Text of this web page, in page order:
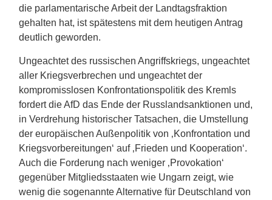
die parlamentarische Arbeit der Landtagsfraktion
gehalten hat, ist spätestens mit dem heutigen Antrag
deutlich geworden.
Ungeachtet des russischen Angriffskriegs, ungeachtet
aller Kriegsverbrechen und ungeachtet der
kompromisslosen Konfrontationspolitik des Kremls
fordert die AfD das Ende der Russlandsanktionen und,
in Verdrehung historischer Tatsachen, die Umstellung
der europäischen Außenpolitik von ‚Konfrontation und
Kriegsvorbereitungen‘ auf ‚Frieden und Kooperation‘.
Auch die Forderung nach weniger ‚Provokation‘
gegenüber Mitgliedsstaaten wie Ungarn zeigt, wie
wenig die sogenannte Alternative für Deutschland von